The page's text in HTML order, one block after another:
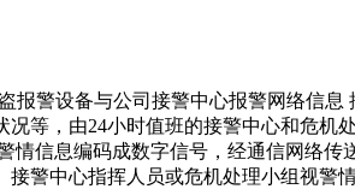
报警设备与公司接警中心报警网络信
等，由24小时值班的接警中心和危机
信息编码成数字信号，经通信网络传
警中心指挥人员或危机处理小组视警